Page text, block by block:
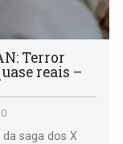
Terror
reais –
saga dos X